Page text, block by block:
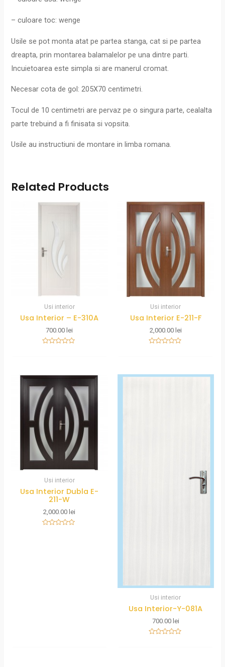
– culoare toc: wenge
Usile se pot monta atat pe partea stanga, cat si pe partea
dreapta, prin montarea balamalelor pe una dintre parti.
Incuietoarea este simpla si are manerul cromat.
Necesar cota de gol: 205X70 centimetri.
Tocul de 10 centimetri are pervaz pe o singura parte, cealalta
parte trebuind a fi finisata si vopsita.
Usile au instructiuni de montare in limba romana.
Related Products
Usi interior
Usa Interior – E-310A
700.00lei
5
Usi interior
Usa Interior E-211-F
2,000.00 lei
5
Usi interior
Usa Interior Dubla E-
211-W
2,000.00lei
Usi interior
Usa Interior-Y-081A
700.00 lei